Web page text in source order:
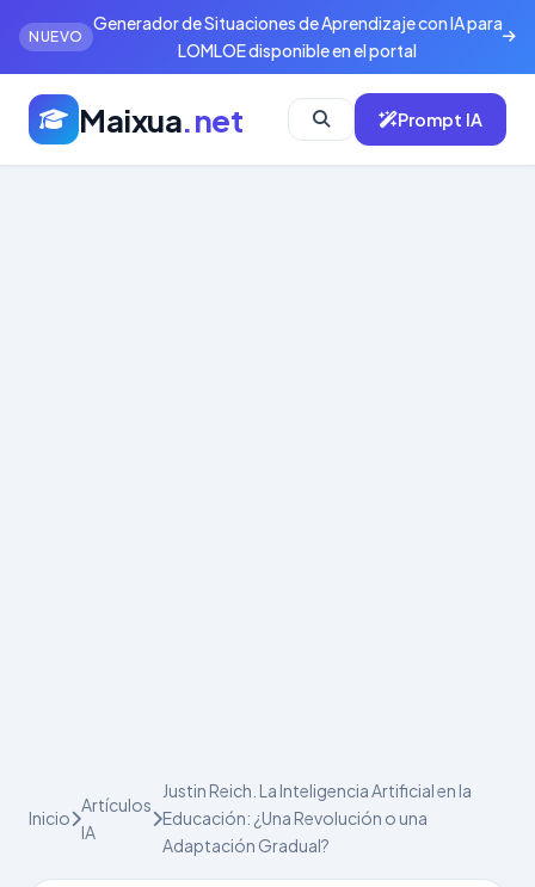
NUEVO
Generador de Situaciones de Aprendizaje con IA para
LOMLOE disponible en el portal
Maixua.net Prompt IA
Inicio
Artículos
IA
Justin Reich. La Inteligencia Artificial en la
Educación: ¿Una Revolución o una
Adaptación Gradual?